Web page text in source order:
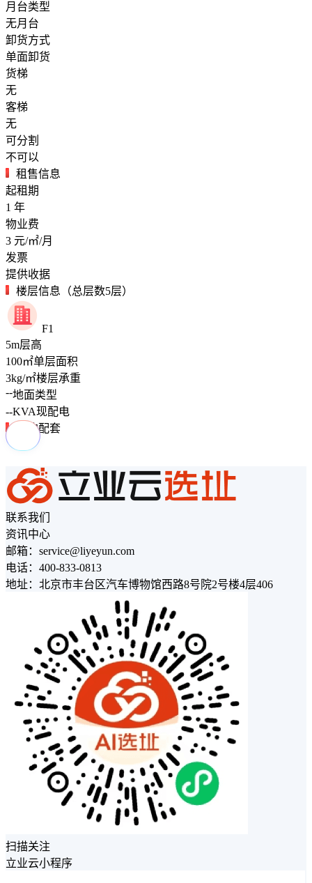
月台类型
无月台
卸货方式
单面卸货
货梯
无
客梯
无
可分割
不可以
租售信息
起租期
1 年
物业费
3 元/㎡/月
发票
提供收据
楼层信息（总层数5层）
F1
5m层高
100㎡单层面积
3kg/㎡楼层承重
--地面类型
--KVA现配电
周边配套
联系我们
资讯中心
邮箱：service@liyeyun.com
电话：400-833-0813
地址：北京市丰台区汽车博物馆西路8号院2号楼4层406
扫描关注
立业云小程序